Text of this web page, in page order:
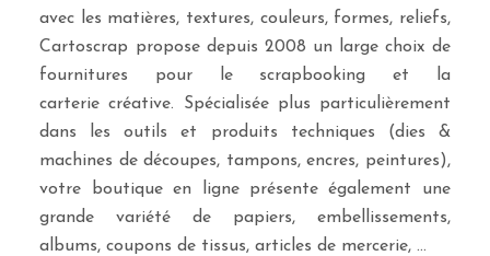
avec les matières, textures, couleurs, formes, reliefs,
Cartoscrap propose depuis 2008 un large choix de
fournitures pour le scrapbooking et la
carterie créative. Spécialisée plus particulièrement
dans les outils et produits techniques (dies &
machines de découpes, tampons, encres, peintures),
votre boutique en ligne présente également une
grande variété de papiers, embellissements,
albums, coupons de tissus, articles de mercerie, …